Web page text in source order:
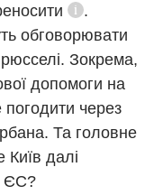
Довідка
.
обговорювати
Зокрема,
допомоги на
через
Та головне
далі
ЄС?